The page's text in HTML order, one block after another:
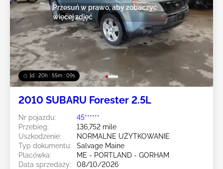
1d : 20h : 55m : 07s
Przesuń w prawo, aby zobaczyć
więcej zdjęć
2010 SUBARU Forester 2.5L
Nr pojazdu:
45******
Przebieg:
136,752 mile
Uszkodzenie:
NORMALNE UŻYTKOWANIE
Typ dokumentu:
Salvage Maine
Placówka:
ME - PORTLAND - GORHAM
Data sprzedaży:
08/10/2026